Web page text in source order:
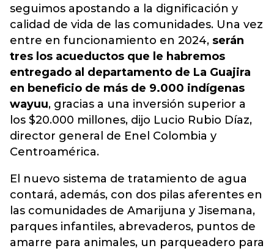
seguimos apostando a la dignificación y
calidad de vida de las comunidades. Una vez
entre en funcionamiento en 2024, serán
tres los acueductos que le habremos
entregado al departamento de La Guajira
en beneficio de más de 9.000 indígenas
wayuu, gracias a una inversión superior a
los $20.000 millones, dijo Lucio Rubio Díaz,
director general de Enel Colombia y
Centroamérica.
El nuevo sistema de tratamiento de agua
contará, además, con dos pilas aferentes en
las comunidades de Amarijuna y Jisemana,
parques infantiles, abrevaderos, puntos de
amarre para animales, un parqueadero para